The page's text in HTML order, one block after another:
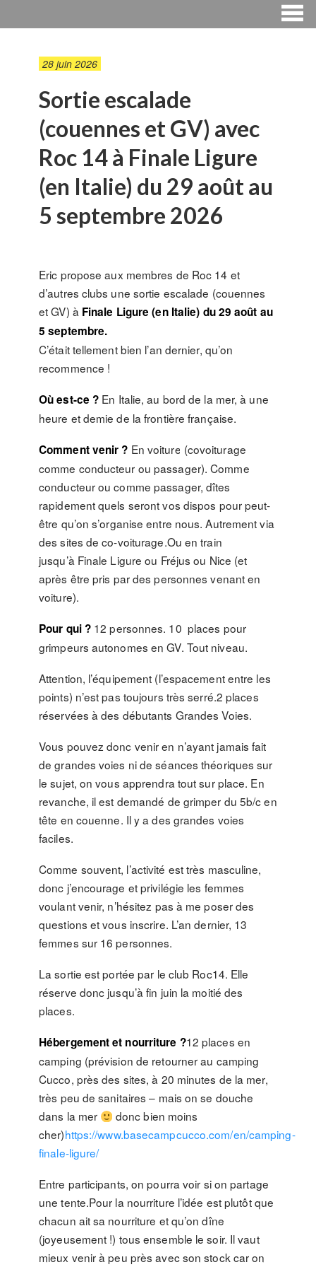
28 juin 2026
Sortie escalade
(couennes et GV) avec
Roc 14 à Finale Ligure
(en Italie) du 29 août au
5 septembre 2026
Eric propose aux membres de Roc 14 et
d’autres clubs une sortie escalade (couennes
et GV) à Finale Ligure (en Italie) du 29 août au
5 septembre.
C’était tellement bien l’an dernier, qu’on
recommence !
Où est-ce ? En Italie, au bord de la mer, à une
heure et demie de la frontière française.
Comment venir ? En voiture (covoiturage
comme conducteur ou passager). Comme
conducteur ou comme passager, dîtes
rapidement quels seront vos dispos pour peut-
être qu’on s’organise entre nous. Autrement via
des sites de co-voiturage.Ou en train
jusqu’à Finale Ligure ou Fréjus ou Nice (et
après être pris par des personnes venant en
voiture).
Pour qui ? 12 personnes. 10 places pour
grimpeurs autonomes en GV. Tout niveau.
Attention, l’équipement (l’espacement entre les
points) n’est pas toujours très serré.2 places
réservées à des débutants Grandes Voies.
Vous pouvez donc venir en n’ayant jamais fait
de grandes voies ni de séances théoriques sur
le sujet, on vous apprendra tout sur place. En
revanche, il est demandé de grimper du 5b/c en
tête en couenne. Il y a des grandes voies
faciles.
Comme souvent, l’activité est très masculine,
donc j’encourage et privilégie les femmes
voulant venir, n’hésitez pas à me poser des
questions et vous inscrire. L’an dernier, 13
femmes sur 16 personnes.
La sortie est portée par le club Roc14. Elle
réserve donc jusqu’à fin juin la moitié des
places.
Hébergement et nourriture ?12 places en
camping (prévision de retourner au camping
Cucco, près des sites, à 20 minutes de la mer,
très peu de sanitaires – mais on se douche
dans la mer
donc bien moins
cher)https://www.basecampcucco.com/en/camping-
finale-ligure/
Entre participants, on pourra voir si on partage
une tente.Pour la nourriture l’idée est plutôt que
chacun ait sa nourriture et qu’on dîne
(joyeusement !) tous ensemble le soir. Il vaut
mieux venir à peu près avec son stock car on